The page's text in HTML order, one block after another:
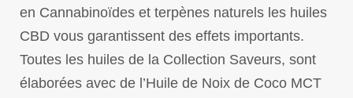
en Cannabinoïdes et terpènes naturels les huiles
CBD vous garantissent des effets importants.
Toutes les huiles de la Collection Saveurs, sont
élaborées avec de l’Huile de Noix de Coco MCT